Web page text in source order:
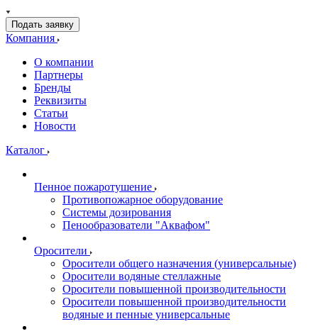
Подать заявку
Компания
О компании
Партнеры
Бренды
Реквизиты
Статьи
Новости
Каталог
Пенное пожаротушение
Противопожарное оборудование
Системы дозирования
Пенообразователи "Аквафом"
Оросители
Оросители oбщего назначения (универсальные)
Оросители водяные стеллажные
Оросители повышенной производительности
Оросители повышенной производительности
водяные и пенные универсальные